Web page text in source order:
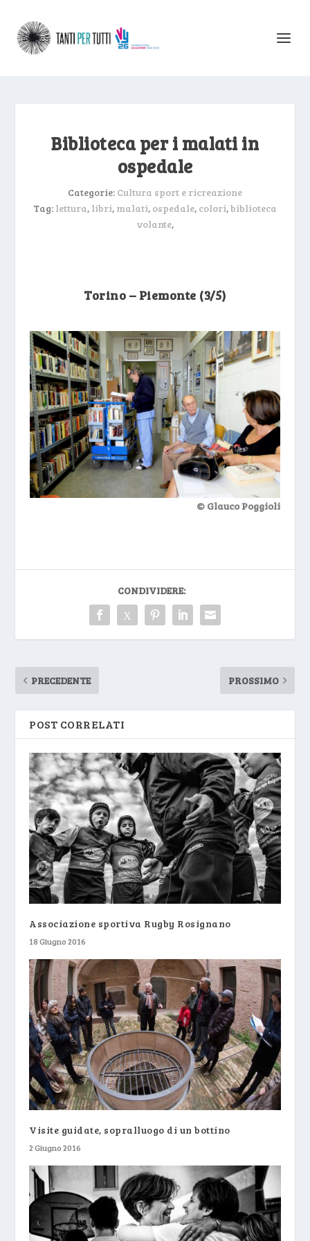
Biblioteca per i malati in
ospedale
Categorie: Cultura sport e ricreazione
Tag: lettura, libri, malati, ospedale, colori,biblioteca
volante,
Torino – Piemonte (3/5)
© Glauco Poggioli
CONDIVIDERE:
PRECEDENTE PROSSIMO
POST CORRELATI
Associazione sportiva Rugby Rosignano
18 Giugno 2016
Visite guidate, sopralluogo di un bottino
2 Giugno 2016